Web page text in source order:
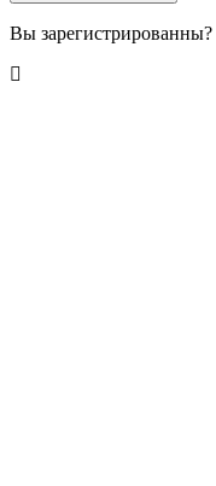
Вы зарегистрированны?